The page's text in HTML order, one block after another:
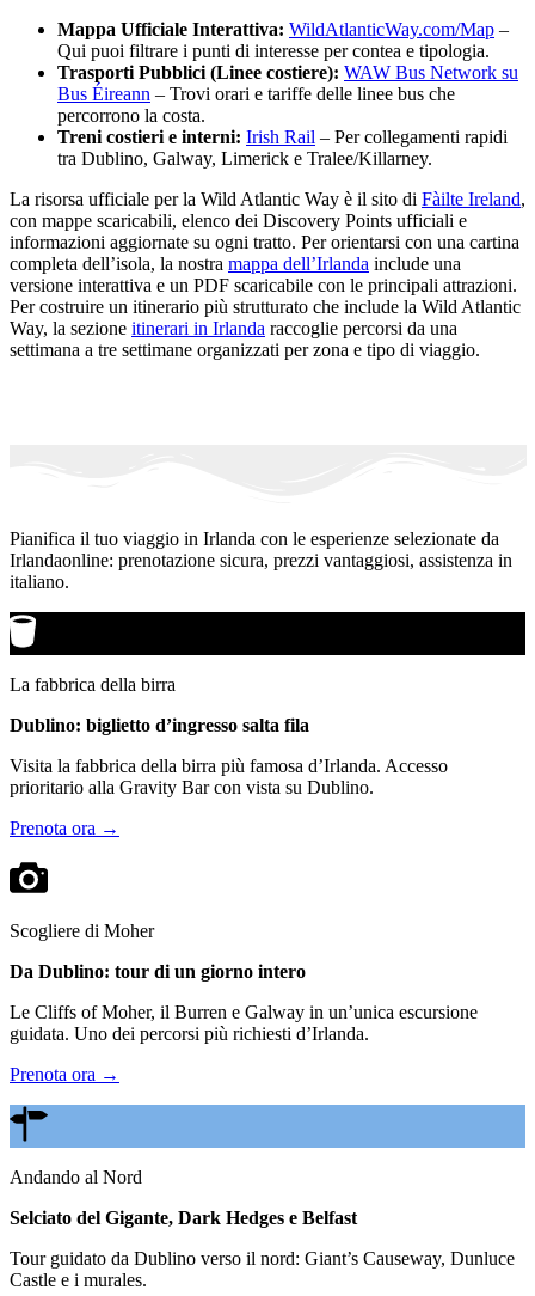
Mappa Ufficiale Interattiva: WildAtlanticWay.com/Map –
Qui puoi filtrare i punti di interesse per contea e tipologia.
Trasporti Pubblici (Linee costiere): WAW Bus Network su
Bus Éireann – Trovi orari e tariffe delle linee bus che
percorrono la costa.
Treni costieri e interni: Irish Rail – Per collegamenti rapidi
tra Dublino, Galway, Limerick e Tralee/Killarney.
La risorsa ufficiale per la Wild Atlantic Way è il sito di Fàilte Ireland,
con mappe scaricabili, elenco dei Discovery Points ufficiali e
informazioni aggiornate su ogni tratto. Per orientarsi con una cartina
completa dell’isola, la nostra mappa dell’Irlanda include una
versione interattiva e un PDF scaricabile con le principali attrazioni.
Per costruire un itinerario più strutturato che include la Wild Atlantic
Way, la sezione itinerari in Irlanda raccoglie percorsi da una
settimana a tre settimane organizzati per zona e tipo di viaggio.
Pianifica il tuo viaggio in Irlanda con le esperienze selezionate da
Irlandaonline: prenotazione sicura, prezzi vantaggiosi, assistenza in
italiano.
La fabbrica della birra
Dublino: biglietto d’ingresso salta fila
Visita la fabbrica della birra più famosa d’Irlanda. Accesso
prioritario alla Gravity Bar con vista su Dublino.
Prenota ora →
Scogliere di Moher
Da Dublino: tour di un giorno intero
Le Cliffs of Moher, il Burren e Galway in un’unica escursione
guidata. Uno dei percorsi più richiesti d’Irlanda.
Prenota ora →
Andando al Nord
Selciato del Gigante, Dark Hedges e Belfast
Tour guidato da Dublino verso il nord: Giant’s Causeway, Dunluce
Castle e i murales.